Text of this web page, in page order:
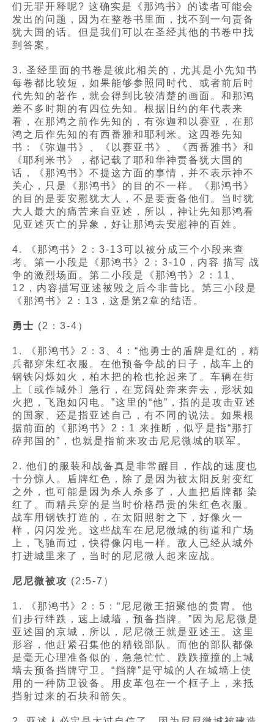
们无罪开释呢? 这确实是《那鸿书》的读者可能会
发出的问题，因为在整卷书里面，找不到一句责备
犹大国的话。但是我们可以在圣经其他的书卷中找
到答案。
3. 圣经里面的书卷是彼此相关的，尤其是小先知书
每卷都比较短，如果能够参照同时代、或者前后时
代先知的著作，就会得到比较清楚的画面。和那鸿
差不多时期的有四位先知。根据旧约的年代表来
看，在那鸿之前作先知的，有弥迦和以赛亚，在那
鸿之后作先知的有西番雅和耶利米。这四卷先知
书：《弥迦书》、《以赛亚书》、《西番雅书》和
《耶利米书》，都记载了耶和华神责备犹大国的
话，《那鸿书》不提这方面的事情，并不表示神不
关心，只是《那鸿书》的目的不一样。《那鸿书》
的目的是要安慰犹大人，不是要责备他们。当时犹
大人最大的痛苦来自亚述，所以，神让先知那鸿看
见亚述灭亡的异象，好让那鸿去安慰神的百姓。
4. 《那鸿书》2：3-13可以被分成三个小段来查
考。第一小段是《那鸿书》2：3-10，内容 描写 战
争的激烈场面。第二小段是《那鸿书》2：11、
12，内容描写亚述被毁之后今非昔比。第三小段是
《那鸿书》2：13，这是第2章的结语。
勇士 (2：3-4）
1. 《那鸿书》2：3、4：“他勇士的盾牌是红的，精
兵都穿朱红衣服。在他预备争战的日子，战车上的
钢铁闪烁如火，柏木把的枪也抡起来了。车辆在街
上〔或作城外〕急行，在宽阔处奔来奔去，形状如
火把，飞跑如闪电。”这里的“他”，指的是攻击亚述
的国家、还是指亚述自己，有不同的说法。如果根
据前面的《那鸿书》2：1 来推断，似乎是指“那打
碎邦国的”，也就是指前来攻击尼尼微城的联军。
2. 他们的服装和战备真是非常醒目，作战的速度也
十分惊人。盾牌红色，除了是因为被太阳反射变红
之外，也可能是因为杀人杀多了，人血把盾牌都 染
红了。而精兵穿的是当时价格昂贵的朱红色衣服。
战车用钢铁打造的，在太阳照射之下，好像火一
样，闪闪发光。这些战车在尼尼微城的街道和广场
上，飞驰而过，快得像闪电一样。敌人已经从城外
打进城里来了，当时的尼尼微人起来应战。
尼尼微被攻 (2:5-7）
1. 《那鸿书》2：5：“尼尼微王招聚他的贵冑。他
们步行绊跌，速上城墙，预备挡牌。”因为尼尼微是
亚述国的京城，所以，尼尼微王就是亚述王。这里
形容，他赶紧召集他的精锐部队。而他的部队都像
是毫无心理准备似的，急急忙忙、跌跌撞撞的上城
墙去预备挡牌守卫。“挡牌”是守城的人在城墙上使
用的一种防卫设备。用皮革包在一个框子上，来抵
挡射过来的石块和箭矢。